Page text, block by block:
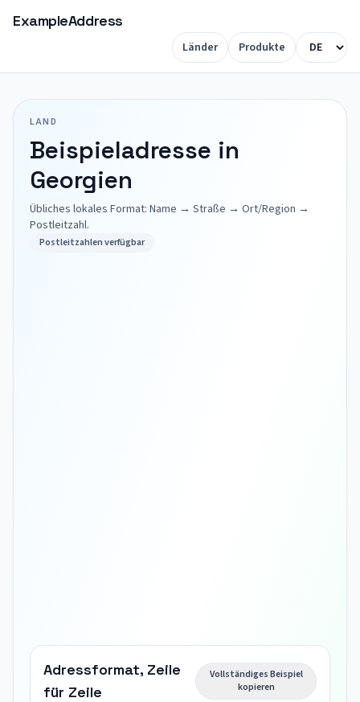
ExampleAddress
Länder Produkte
LAND
Beispieladresse in
Georgien
Übliches lokales Format: Name → Straße → Ort/Region →
Postleitzahl.
Postleitzahlen verfügbar
Adressformat, Zeile
für Zeile
Vollständiges Beispiel
kopieren